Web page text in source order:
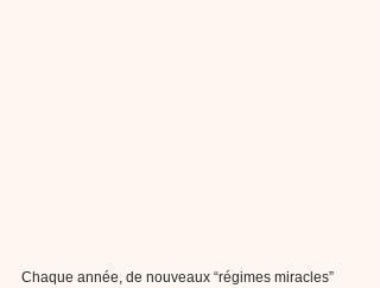
Chaque année, de nouveaux “régimes miracles”